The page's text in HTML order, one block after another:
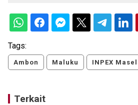
Tags:
Ambon Maluku INPEX
Terkait